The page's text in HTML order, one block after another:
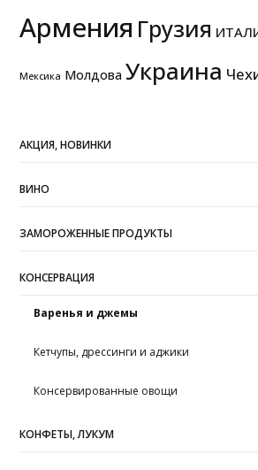
Армения Грузия
Мексика Молдова Украина
АКЦИЯ, НОВИНКИ
ВИНО
ЗАМОРОЖЕННЫЕ ПРОДУКТЫ
КОНСЕРВАЦИЯ
Варенья и джемы
Кетчупы, дрессинги и аджики
Консервированные овощи
КОНФЕТЫ, ЛУКУМ